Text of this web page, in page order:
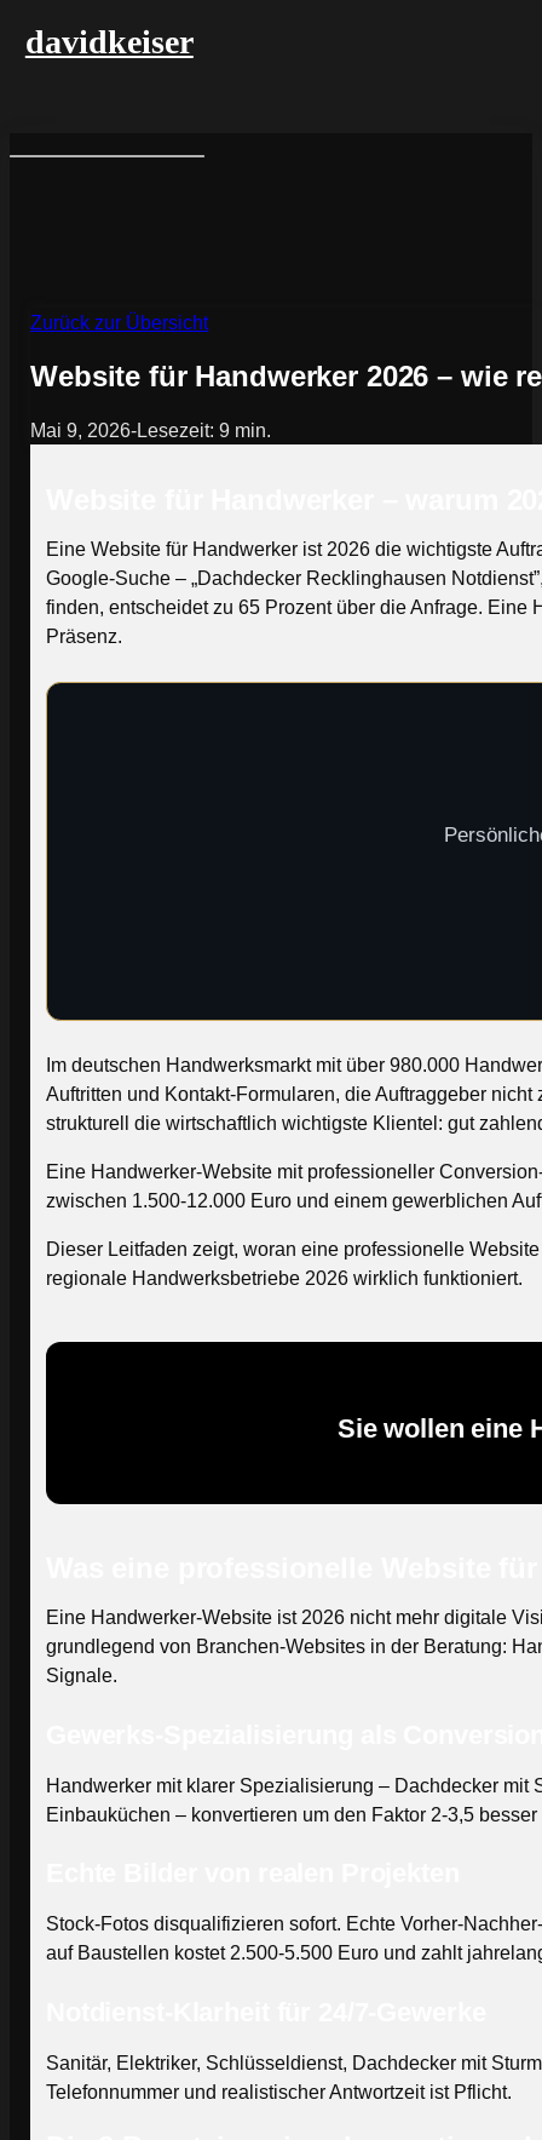
davidkeiser
Zurück zur Übersicht
Website für Handwerker 2026 – wie
Mai 9, 2026-Lesezeit: 9 min.
Eine Website für Handwerker ist 2026 die wichtigste
Google-Suche – „Dachdecker Recklinghausen
finden, entscheidet zu 65 Prozent über die Anfrage.
Präsenz.
Im deutschen Handwerksmarkt mit über 980.000
Auftritten und Kontakt-Formularen, die Auftraggeber
strukturell die wirtschaftlich wichtigste Klientel: gut
Eine Handwerker-Website mit professioneller
zwischen 1.500-12.000 Euro und einem gewerblichen
Dieser Leitfaden zeigt, woran eine professionelle
regionale Handwerksbetriebe 2026 wirklich funktioniert.
Sie wollen eine
Eine Handwerker-Website ist 2026 nicht mehr digitale
grundlegend von Branchen-Websites in der Beratung:
Signale.
Handwerker mit klarer Spezialisierung – Dachdecker
Einbauküchen – konvertieren um den Faktor 2-3,5
Stock-Fotos disqualifizieren sofort. Echte Vorher-
auf Baustellen kostet 2.500-5.500 Euro und zahlt
Sanitär, Elektriker, Schlüsseldienst, Dachdecker mit
Telefonnummer und realistischer Antwortzeit ist Pflicht.